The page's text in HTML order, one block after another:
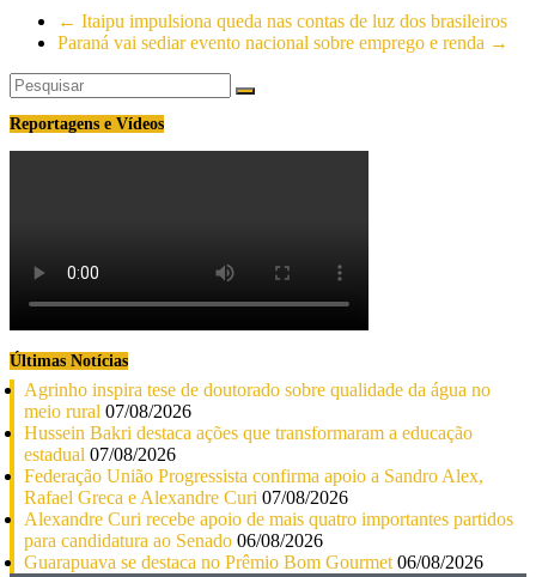
← Itaipu impulsiona queda nas contas de luz dos brasileiros
Paraná vai sediar evento nacional sobre emprego e renda →
Reportagens e Vídeos
Últimas Notícias
Agrinho inspira tese de doutorado sobre qualidade da água no
meio rural 07/08/2026
Hussein Bakri destaca ações que transformaram a educação
estadual 07/08/2026
Federação União Progressista confirma apoio a Sandro Alex,
Rafael Greca e Alexandre Curi 07/08/2026
Alexandre Curi recebe apoio de mais quatro importantes partidos
para candidatura ao Senado 06/08/2026
Guarapuava se destaca no Prêmio Bom Gourmet 06/08/2026